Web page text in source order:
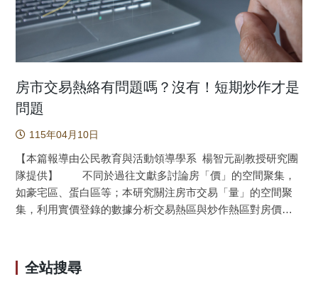
房市交易熱絡有問題嗎？沒有！短期炒作才是
問題
115年04月10日
【本篇報導由公民教育與活動領導學系 楊智元副教授研究團
隊提供】 不同於過往文獻多討論房「價」的空間聚集，
如豪宅區、蛋白區等；本研究關注房市交易「量」的空間聚
集，利用實價登錄的數據分析交易熱區與炒作熱區對房價的
價的影響則顯著為正；而且空間分量迴歸的結果顯示：越低
價的住宅，上述影響愈顯著。此一結果驗證推動房價上漲的
全站搜尋